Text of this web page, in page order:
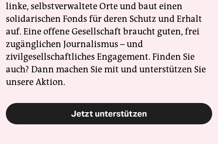
linke, selbstverwaltete Orte und baut einen
solidarischen Fonds für deren Schutz und Erhalt
auf. Eine offene Gesellschaft braucht guten, frei
zugänglichen Journalismus – und
zivilgesellschaftliches Engagement. Finden Sie
auch? Dann machen Sie mit und unterstützen Sie
unsere Aktion.
Jetzt unterstützen